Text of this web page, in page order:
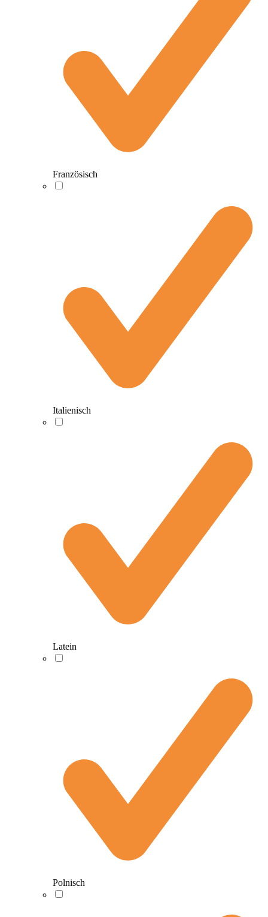
Französisch
Italienisch
Latein
Polnisch